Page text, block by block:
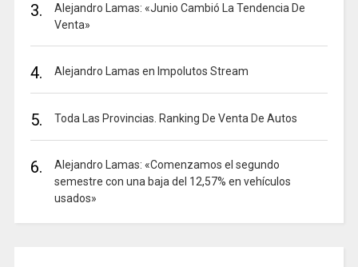
3.
Alejandro Lamas: «Junio Cambió La Tendencia De
Venta»
4. Alejandro Lamas en Impolutos Stream
5. Toda Las Provincias. Ranking De Venta De Autos
6.
Alejandro Lamas: «Comenzamos el segundo
semestre con una baja del 12,57% en vehículos
usados»